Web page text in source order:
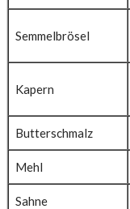
Semmelbrösel
Kapern
Butterschmalz
Mehl
Sahne